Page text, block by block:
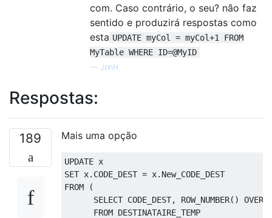
com. Caso contrário, o seu? não faz
sentido e produzirá respostas como
esta UPDATE myCol = myCol+1 FROM
MyTable WHERE ID=@MyID
— JonH
Respostas:
189 Mais uma opção
UPDATE
SET x. CODE_DEST = x.
FROM
(
SELECT CODE_DEST, ROW_NUMBER() OVER
FROM DESTINATAIRE_TEMP